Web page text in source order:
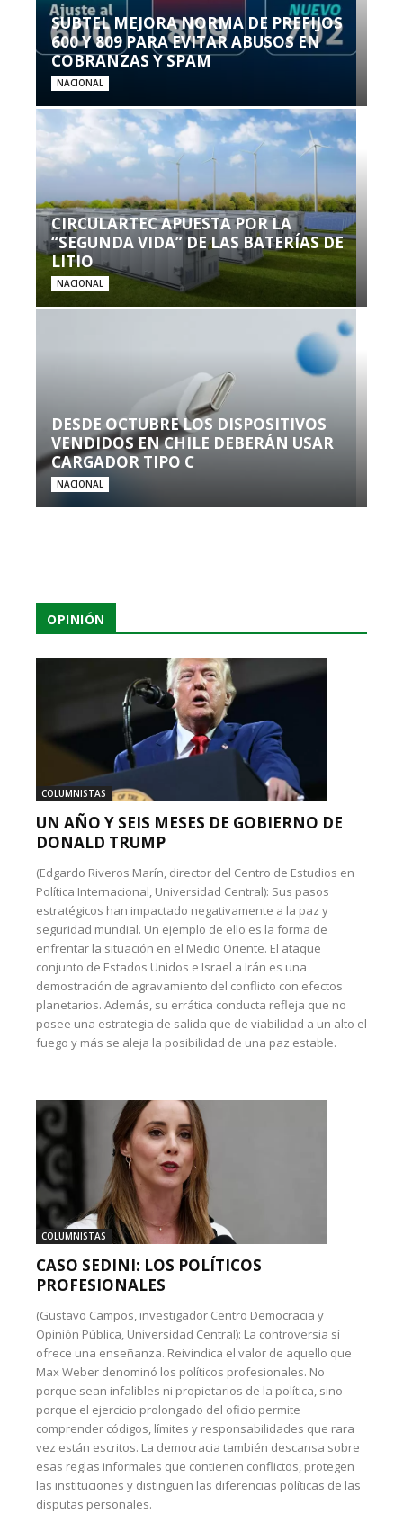
SUBTEL MEJORA NORMA DE PREFIJOS
600 Y 809 PARA EVITAR ABUSOS EN
COBRANZAS Y SPAM
NACIONAL
CIRCULARTEC APUESTA POR LA
“SEGUNDA VIDA” DE LAS BATERÍAS DE
LITIO
NACIONAL
DESDE OCTUBRE LOS DISPOSITIVOS
VENDIDOS EN CHILE DEBERÁN USAR
CARGADOR TIPO C
NACIONAL
OPINIÓN
COLUMNISTAS
UN AÑO Y SEIS MESES DE GOBIERNO DE
DONALD TRUMP
(Edgardo Riveros Marín, director del Centro de Estudios en
Política Internacional, Universidad Central): Sus pasos
estratégicos han impactado negativamente a la paz y
seguridad mundial. Un ejemplo de ello es la forma de
enfrentar la situación en el Medio Oriente. El ataque
conjunto de Estados Unidos e Israel a Irán es una
demostración de agravamiento del conflicto con efectos
planetarios. Además, su errática conducta refleja que no
posee una estrategia de salida que de viabilidad a un alto el
fuego y más se aleja la posibilidad de una paz estable.
COLUMNISTAS
CASO SEDINI: LOS POLÍTICOS
PROFESIONALES
(Gustavo Campos, investigador Centro Democracia y
Opinión Pública, Universidad Central): La controversia sí
ofrece una enseñanza. Reivindica el valor de aquello que
Max Weber denominó los políticos profesionales. No
porque sean infalibles ni propietarios de la política, sino
porque el ejercicio prolongado del oficio permite
comprender códigos, límites y responsabilidades que rara
vez están escritos. La democracia también descansa sobre
esas reglas informales que contienen conflictos, protegen
las instituciones y distinguen las diferencias políticas de las
disputas personales.